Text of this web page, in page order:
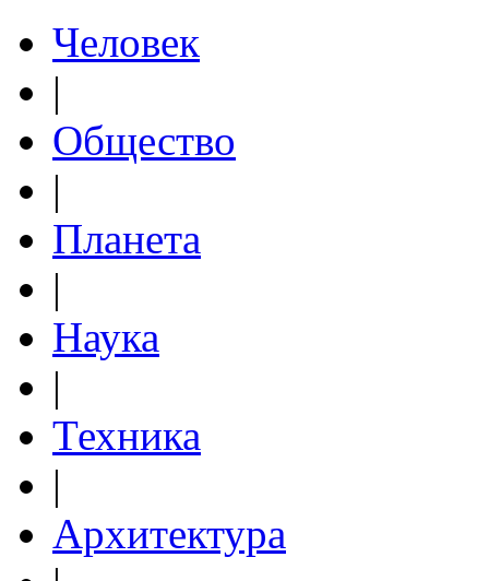
Человек
|
Общество
|
Планета
|
Наука
|
Техника
|
Архитектура